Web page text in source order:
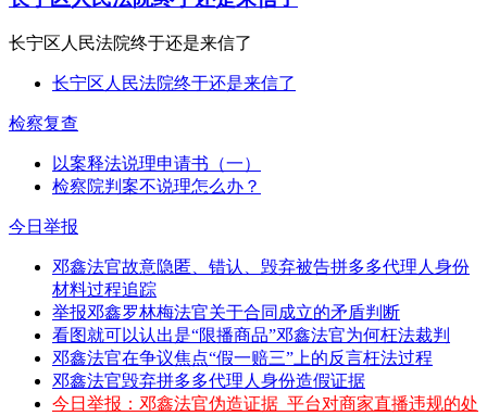
长宁区人民法院终于还是来信了
长宁区人民法院终于还是来信了
检察复查
以案释法说理申请书（一）
检察院判案不说理怎么办？
今日举报
邓鑫法官故意隐匿、错认、毁弃被告拼多多代理人身份
材料过程追踪
举报邓鑫罗林梅法官关于合同成立的矛盾判断
看图就可以认出是“限播商品”邓鑫法官为何枉法裁判
邓鑫法官在争议焦点“假一赔三”上的反言枉法过程
邓鑫法官毁弃拼多多代理人身份造假证据
今日举报：邓鑫法官伪造证据_平台对商家直播违规的处